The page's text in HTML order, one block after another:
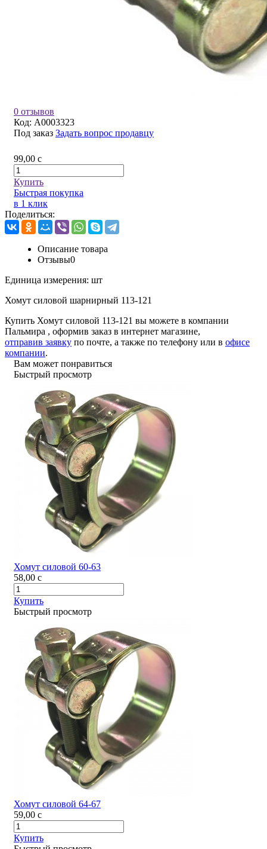
0 отзывов
Код: A0003323
Под заказ Задать вопрос продавцу
99,00 c
Купить
Быстрая покупка
в 1 клик
Поделиться:
Описание товара
Отзывы0
Единица измерения: шт
Хомут силовой шарнирный 113-121
Купить Хомут силовой 113-121 вы можете в компании
Пальмира , оформив заказ в интернет магазине,
отправив заявку по почте, а также по телефону или в офисе
компании.
Вам может понравиться
Быстрый просмотр
Хомут силовой 60-63
58,00 c
Купить
Быстрый просмотр
Хомут силовой 64-67
59,00 c
Купить